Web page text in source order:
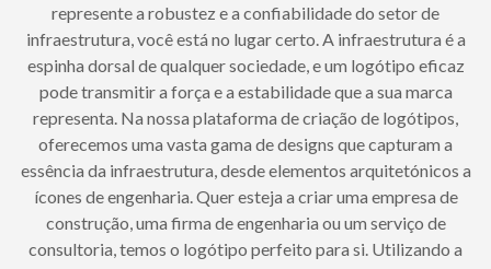
represente a robustez e a confiabilidade do setor de
infraestrutura, você está no lugar certo. A infraestrutura é a
espinha dorsal de qualquer sociedade, e um logótipo eficaz
pode transmitir a força e a estabilidade que a sua marca
representa. Na nossa plataforma de criação de logótipos,
oferecemos uma vasta gama de designs que capturam a
essência da infraestrutura, desde elementos arquitetónicos a
ícones de engenharia. Quer esteja a criar uma empresa de
construção, uma firma de engenharia ou um serviço de
consultoria, temos o logótipo perfeito para si. Utilizando a